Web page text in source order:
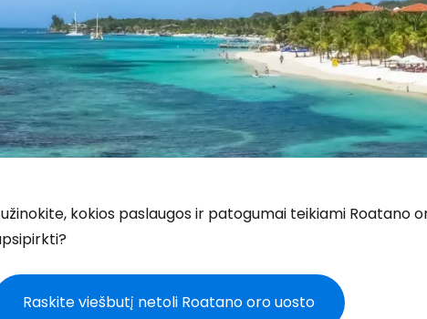
kokios paslaugos ir patogumai teikiami Roatano
Raskite viešbutį netoli Roatano oro uosto